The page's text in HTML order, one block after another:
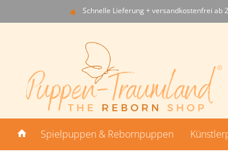
Schnelle Lieferung + versandkostenfrei ab
Spielpuppen & Rebornpuppen